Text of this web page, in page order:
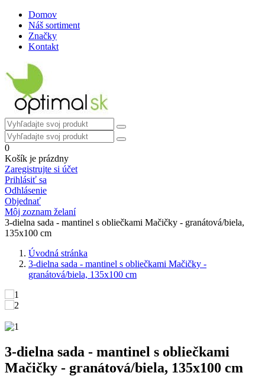
Domov
Náš sortiment
Značky
Kontakt
0
Košík je prázdny
Zaregistrujte si účet
Prihlásiť sa
Odhlásenie
Objednať
Môj zoznam želaní
3-dielna sada - mantinel s obliečkami Mačičky - granátová/biela,
135x100 cm
Úvodná stránka
3-dielna sada - mantinel s obliečkami Mačičky -
granátová/biela, 135x100 cm
3-dielna sada - mantinel s obliečkami
Mačičky - granátová/biela, 135x100 cm